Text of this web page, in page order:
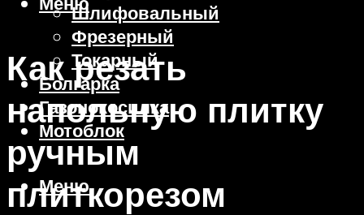
Шлифовальный
Фрезерный
Токарный
Болгарка
Газонокосилка
Мотоблок
Меню
Как резать
напольную плитку
ручным
плиткорезом